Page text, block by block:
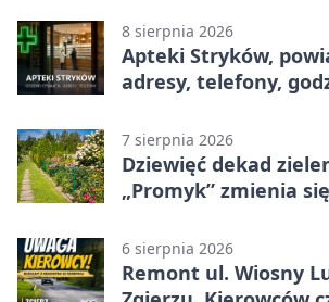
8 sierpnia 2026
Apteki Stryków,
adresy, telefony,
7 sierpnia 2026
Dziewięć dekad
„Promyk” zmienia
6 sierpnia 2026
Remont ul. Wiosny